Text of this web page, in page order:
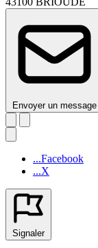
Envoyer un message
...Facebook
...X
Signaler